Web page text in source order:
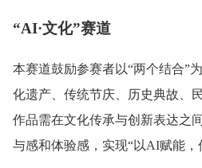
“AI·文化”赛道
本赛道鼓励参赛者以“两个结合”
化遗产、传统节庆、历史典故、
作品需在文化传承与创新表达之
与感和体验感，实现“以AI赋能，